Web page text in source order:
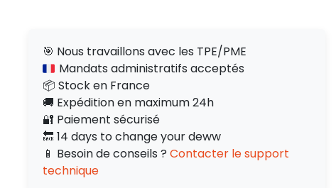
🎯 Nous travaillons avec les TPE/PME
Mandats administratifs acceptés
📦 Stock en France
🚚 Expédition en maximum 24h
🔐 Paiement sécurisé
🔙 14 days to change your deww
📱 Besoin de conseils ? Contacter le support
technique